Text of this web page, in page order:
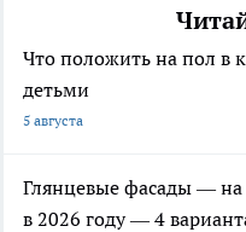
Что положить на пол в
детьми
5 августа
Глянцевые фасады — на
в 2026 году — 4